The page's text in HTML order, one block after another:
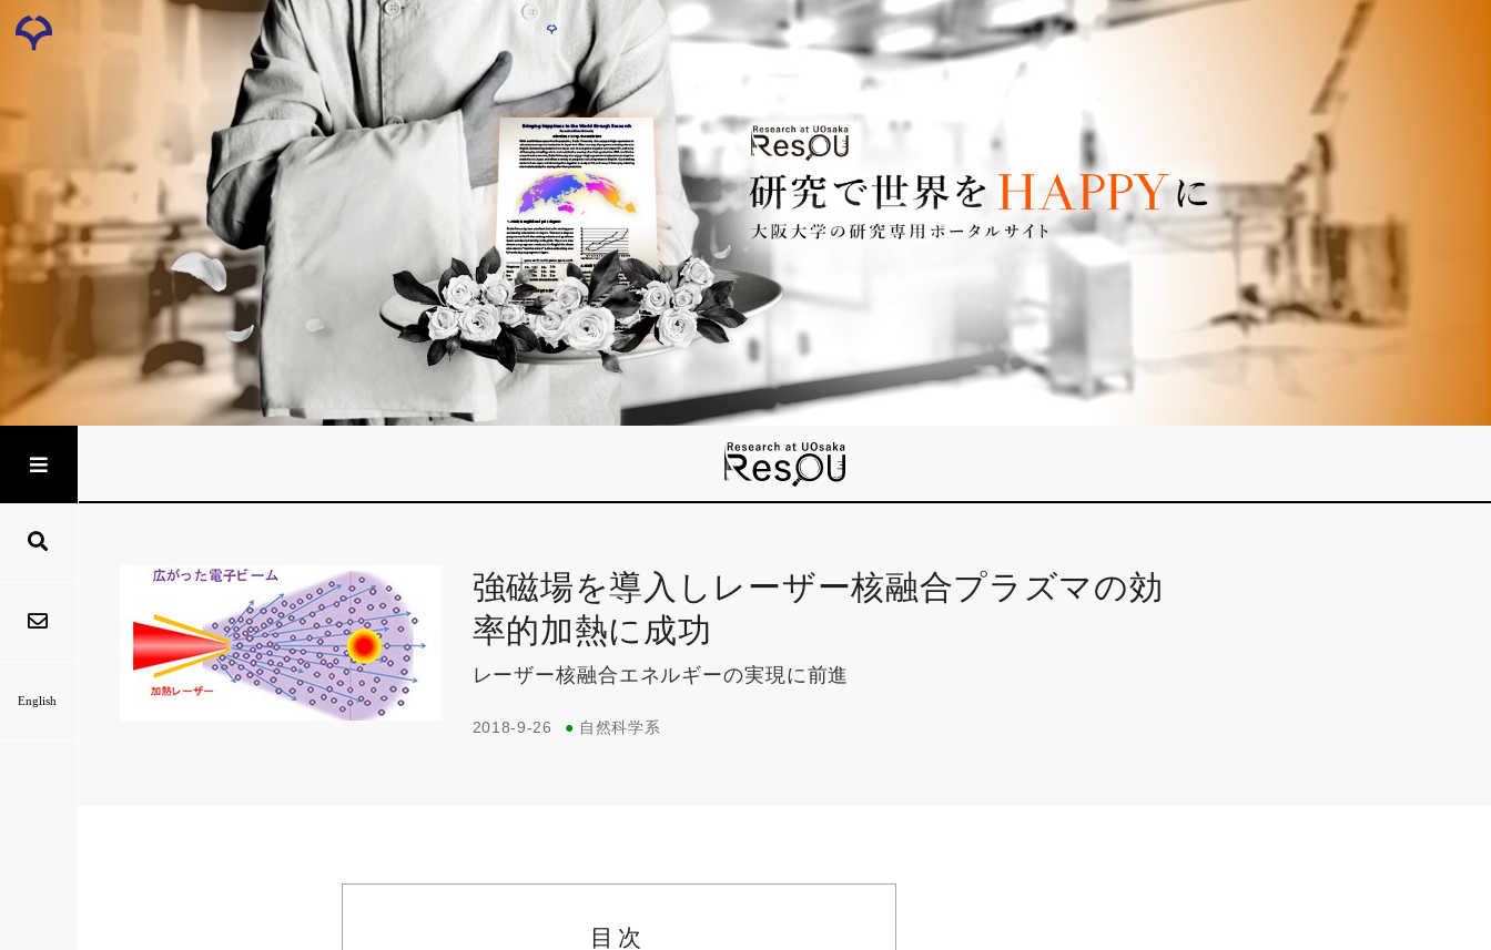
English
強磁場を導入しレーザー核融合プラズマの効
率的加熱に成功
レーザー核融合エネルギーの実現に前進
2018-9-26 ● 自然科学系
目次